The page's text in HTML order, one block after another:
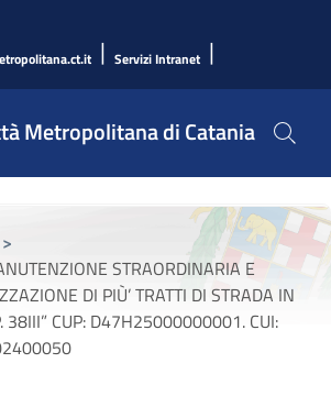
| Servizi Intranet |
Metropolitana di Catania
>
STRAORDINARIA E
DI PIÙ’ TRATTI DI STRADA IN
38III” CUP: D47H25000000001. CUI: